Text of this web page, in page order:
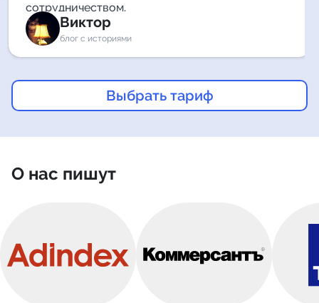
сотрудничеством.
Виктор
блог с историями
Выбрать тариф
О нас пишут